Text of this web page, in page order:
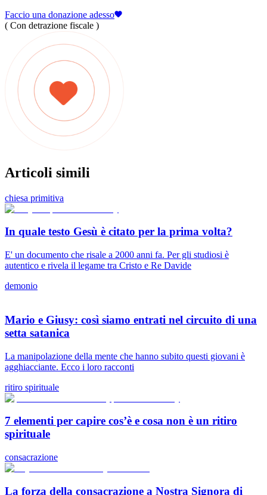
Faccio una donazione adesso
( Con detrazione fiscale )
Articoli simili
chiesa primitiva
In quale testo Gesù è citato per la prima volta?
E' un documento che risale a 2000 anni fa. Per gli studiosi è
autentico e rivela il legame tra Cristo e Re Davide
demonio
Mario e Giusy: così siamo entrati nel circuito di una
setta satanica
La manipolazione della mente che hanno subito questi giovani è
agghiacciante. Ecco i loro racconti
ritiro spirituale
7 elementi per capire cos’è e cosa non è un ritiro
spirituale
consacrazione
La forza della consacrazione a Nostra Signora di